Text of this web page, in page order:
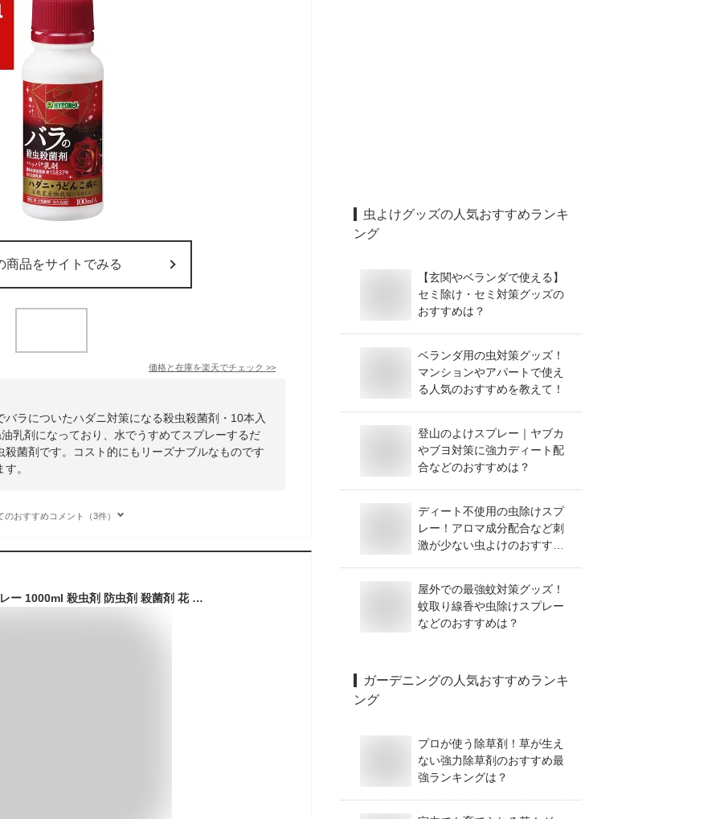
商品をサイトでみる
価格と在庫を楽天でチェック >>
ラについたハダニ対策になる殺虫殺菌剤・10本入
乳剤になっており、水でうすめてスプレーするだ
菌剤です。コスト的にもリーズナブルなものです
。
のおすすめコメント（3件）
ベニカXネクストスプレー 1000ml 殺虫剤 防虫剤 殺菌剤 花 庭木 野菜 ばら きく きゅうり はくさいトマト など アブラムシ ハダニ アオムシ など 病気の予防 住友化学園芸
虫よけグッズの人気おすすめランキ
ング
【玄関やベランダで使える】
セミ除け・セミ対策グッズの
おすすめは？
ベランダ用の虫対策グッズ！
マンションやアパートで使え
る人気のおすすめを教えて！
登山のよけスプレー｜ヤブカ
やブヨ対策に強力ディート配
合などのおすすめは？
ディート不使用の虫除けスプ
レー！アロマ成分配合など刺
激が少ない虫よけのおすすめ
屋外での最強蚊対策グッズ！
蚊取り線香や虫除けスプレー
などのおすすめは？
ガーデニングの人気おすすめランキ
ング
プロが使う除草剤！草が生え
ない強力除草剤のおすすめ最
強ランキングは？